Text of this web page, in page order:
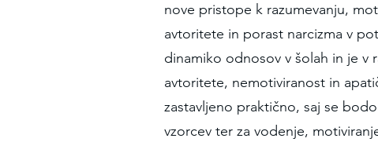
nove pristope k razumevanju,
avtoritete in porast narcizma v
dinamiko odnosov v šolah in je v
avtoritete, nemotiviranost in
zastavljeno praktično, saj se
vzorcev ter za vodenje,